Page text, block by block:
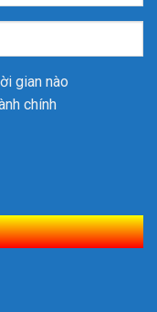
gian nào
chính